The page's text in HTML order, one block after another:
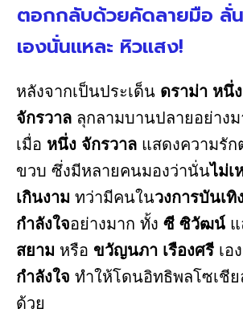
ตอกกลับด้วยคัดลายมือ
เองนั่นแหละ หิวแสง!
หลังจากเป็นประเด็น ดราม่า หนึ่ง
จักรวาล ลุกลามบานปลายอย่างม
เมื่อ หนึ่ง จักรวาล แสดงความรัก
ขวบ ซึ่งมีหลายคนมองว่านั่นไม่เ
เกินงาม ทว่ามีคนในวงการบันเทิ
กำลังใจอย่างมาก ทั้ง ซี ซิวัฒน์ แ
สยาม หรือ ขวัญนภา เรืองศรี เอ
กำลังใจ ทำให้โดนอิทธิพลโซเชีย
ด้วย